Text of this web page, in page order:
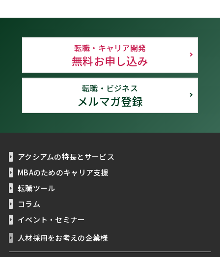
転職・キャリア開発
無料お申し込み
転職・ビジネス
メルマガ登録
アクシアムの特長とサービス
MBAのためのキャリア支援
転職ツール
コラム
イベント・セミナー
人材採用をお考えの企業様